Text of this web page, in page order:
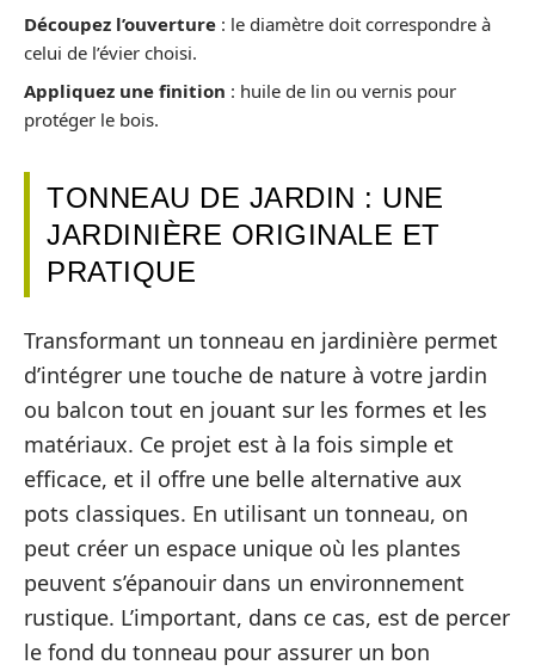
Découpez l’ouverture : le diamètre doit correspondre à
celui de l’évier choisi.
Appliquez une finition : huile de lin ou vernis pour
protéger le bois.
TONNEAU DE JARDIN : UNE
JARDINIÈRE ORIGINALE ET
PRATIQUE
Transformant un tonneau en jardinière permet
d’intégrer une touche de nature à votre jardin
ou balcon tout en jouant sur les formes et les
matériaux. Ce projet est à la fois simple et
efficace, et il offre une belle alternative aux
pots classiques. En utilisant un tonneau, on
peut créer un espace unique où les plantes
peuvent s’épanouir dans un environnement
rustique. L’important, dans ce cas, est de percer
le fond du tonneau pour assurer un bon